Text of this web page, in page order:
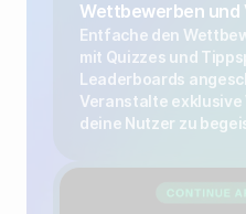
Wettbewerben und
Entfache den
mit Quizzes und
Leaderboards
Veranstalte exklusive
deine Nutzer zu